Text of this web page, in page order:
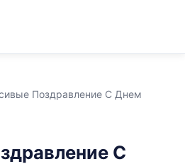
Поздравление С Днем
С